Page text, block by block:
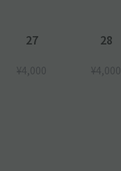
27
¥4,000
28
¥4,000